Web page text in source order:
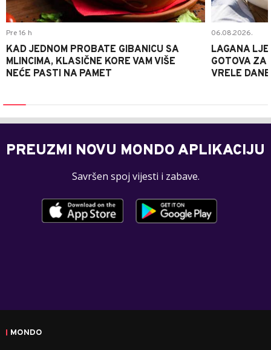
Pre 16 h
KAD JEDNOM PROBATE GIBANICU SA
MLINCIMA, KLASIČNE KORE VAM VIŠE
NEĆE PASTI NA PAMET
06.08.2026.
LAGANA
GOTOVA ZA
VRELE DANE
PREUZMI NOVU MONDO APLIKACIJU
Savršen spoj vijesti i zabave.
MONDO